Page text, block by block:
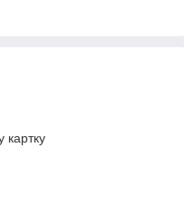
картку